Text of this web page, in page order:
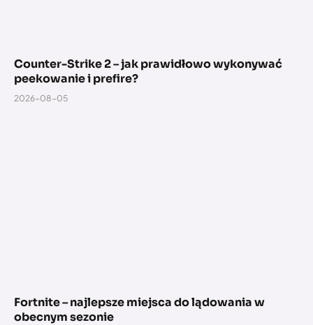
Counter-Strike 2 – jak prawidłowo wykonywać
peekowanie i prefire?
2026-08-05
Fortnite – najlepsze miejsca do lądowania w
obecnym sezonie